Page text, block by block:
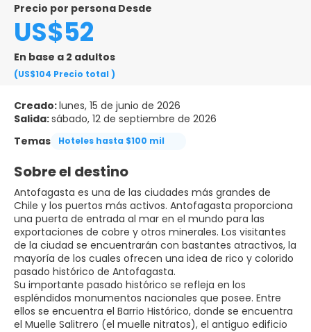
Precio por persona Desde
US$52
En base a 2 adultos
(US$104 Precio total )
Creado:lunes, 15 de junio de 2026
Salida:sábado, 12 de septiembre de 2026
Temas
Hoteles hasta $100 mil
Sobre el destino
Antofagasta es una de las ciudades más grandes de
Chile y los puertos más activos. Antofagasta proporciona
una puerta de entrada al mar en el mundo para las
exportaciones de cobre y otros minerales. Los visitantes
de la ciudad se encuentrarán con bastantes atractivos, la
mayoría de los cuales ofrecen una idea de rico y colorido
pasado histórico de Antofagasta.
Su importante pasado histórico se refleja en los
espléndidos monumentos nacionales que posee. Entre
ellos se encuentra el Barrio Histórico, donde se encuentra
el Muelle Salitrero (el muelle nitratos), el antiguo edificio